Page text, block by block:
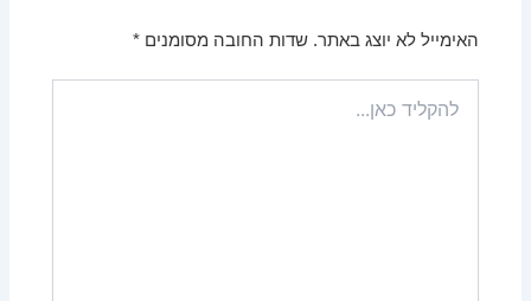
האימייל לא יוצג באתר. שדות החובה מסומנים*
כאן...